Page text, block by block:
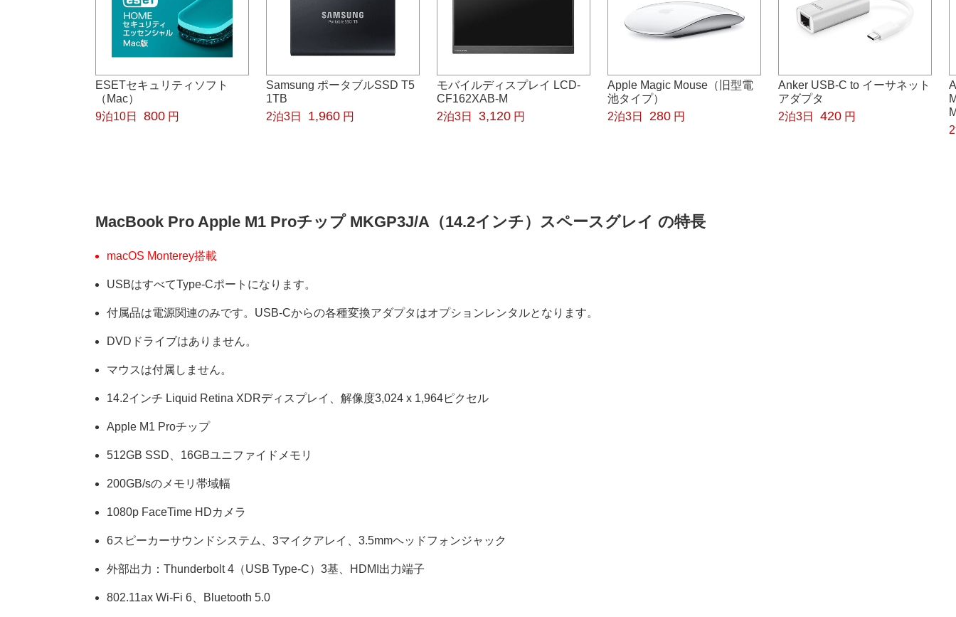
ESETセキュリティソフト
（Mac）
9泊10日
800 円
Samsung ポータブルSSD T5
1TB
2泊3日
1,960 円
モバイルディスプレイ LCD-
CF162XAB-M
2泊3日
3,120 円
Apple Magic Mouse（旧型電
池タイプ）
2泊3日
280 円
Anker USB-C to イーサネット
アダプタ
2泊3日
420 円
MacBook Pro Apple M1 Proチップ MKGP3J/A（14.2インチ）スペースグレイ の特長
macOS Monterey搭載
USBはすべてType-Cポートになります。
付属品は電源関連のみです。USB-Cからの各種変換アダプタはオプションレンタルとなります。
DVDドライブはありません。
マウスは付属しません。
14.2インチ Liquid Retina XDRディスプレイ、解像度3,024 x 1,964ピクセル
Apple M1 Proチップ
512GB SSD、16GBユニファイドメモリ
200GB/sのメモリ帯域幅
1080p FaceTime HDカメラ
6スピーカーサウンドシステム、3マイクアレイ、3.5mmヘッドフォンジャック
外部出力：Thunderbolt 4（USB Type-C）3基、HDMI出力端子
802.11ax Wi-Fi 6、Bluetooth 5.0